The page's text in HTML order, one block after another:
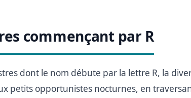
commençant par R
dont le nom débute par la lettre R, la
petits opportunistes nocturnes, en